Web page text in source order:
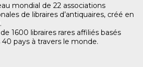
mondial de 22 associations
de libraires d’antiquaires, créé en
1600 libraires rares affiliés basés
40 pays à travers le monde.